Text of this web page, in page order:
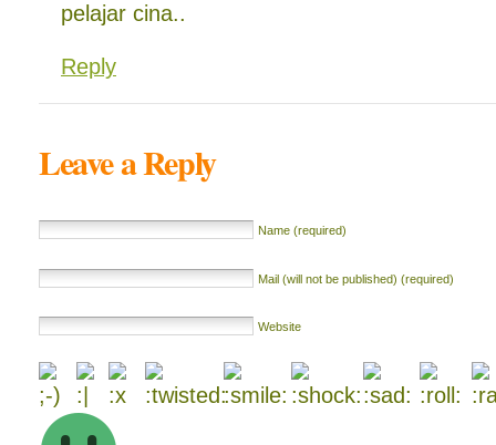
pelajar cina..
Reply
Leave a Reply
Name (required)
Mail (will not be published) (required)
Website